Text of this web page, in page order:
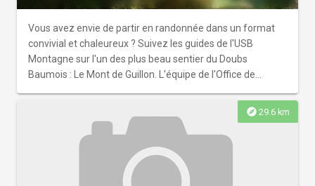
Vous avez envie de partir en randonnée dans un format
convivial et chaleureux ? Suivez les guides de l'USB
Montagne sur l'un des plus beau sentier du Doubs
Baumois : Le Mont de Guillon. L'équipe de l'Office de
obligatoire à l'office de tourisme du Doubs Baumois.
explore 29.6 km